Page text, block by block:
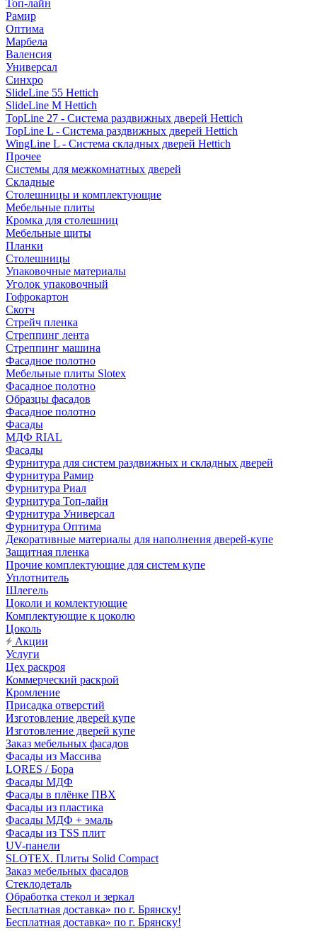
Топ-лайн
Рамир
Оптима
Марбела
Валенсия
Универсал
Синхро
SlideLine 55 Hettich
SlideLine M Hettich
TopLine 27 - Система раздвижных дверей Hettich
TopLine L - Система раздвижных дверей Hettich
WingLine L - Система складных дверей Hettich
Прочее
Системы для межкомнатных дверей
Складные
Столешницы и комплектующие
Мебельные плиты
Кромка для столешниц
Мебельные щиты
Планки
Столешницы
Упаковочные материалы
Уголок упаковочный
Гофрокартон
Скотч
Стрейч пленка
Стреппинг лента
Стреппинг машина
Фасадное полотно
Мебельные плиты Slotex
Фасадное полотно
Образцы фасадов
Фасадное полотно
Фасады
МДФ RIAL
Фасады
Фурнитура для систем раздвижных и складных дверей
Фурнитура Рамир
Фурнитура Риал
Фурнитура Топ-лайн
Фурнитура Универсал
Фурнитура Оптима
Декоративные материалы для наполнения дверей-купе
Защитная пленка
Прочие комплектующие для систем купе
Уплотнитель
Шлегель
Цоколи и комлектующие
Комплектующие к цоколю
Цоколь
Акции
Услуги
Цех раскроя
Коммерческий раскрой
Кромление
Присадка отверстий
Изготовление дверей купе
Изготовление дверей купе
Заказ мебельных фасадов
Фасады из Массива
LORES / Бора
Фасады МДФ
Фасады в плёнке ПВХ
Фасады из пластика
Фасады МДФ + эмаль
Фасады из TSS плит
UV-панели
SLOTEX. Плиты Solid Compact
Заказ мебельных фасадов
Стеклодеталь
Обработка стекол и зеркал
Бесплатная доставка» по г. Брянску!
Бесплатная доставка» по г. Брянску!